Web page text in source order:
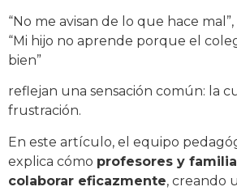
“No me avisan de lo que hace mal”,
“Mi hijo no aprende porque el
bien”
reflejan una sensación común: la
frustración.
En este artículo, el equipo
explica cómo profesores y
colaborar eficazmente, creando